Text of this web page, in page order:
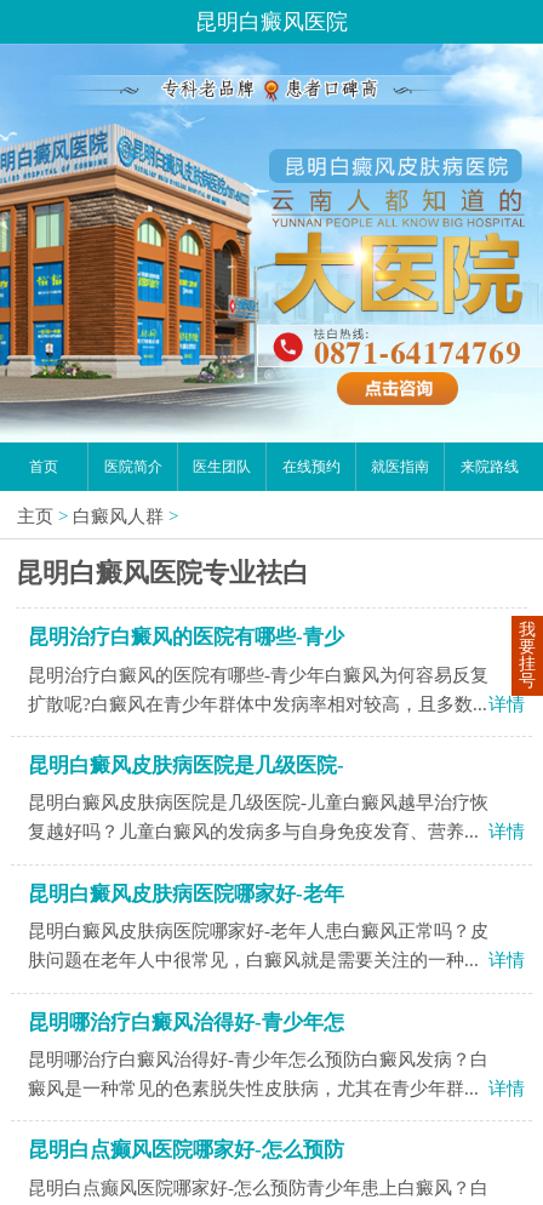
昆明白癜风医院
首页 医院简介 医生团队 在线预约 就医指南 来院路线
主页 > 白癜风人群 >
昆明白癜风医院专业祛白
昆明治疗白癜风的医院有哪些-青少
昆明治疗白癜风的医院有哪些-青少年白癜风为何容易反复
扩散呢?白癜风在青少年群体中发病率相对较高，且多数...详情
昆明白癜风皮肤病医院是几级医院-
昆明白癜风皮肤病医院是几级医院-儿童白癜风越早治疗恢
复越好吗？儿童白癜风的发病多与自身免疫发育、营养... 详情
昆明白癜风皮肤病医院哪家好-老年
昆明白癜风皮肤病医院哪家好-老年人患白癜风正常吗？皮
肤问题在老年人中很常见，白癜风就是需要关注的一种... 详情
昆明哪治疗白癜风治得好-青少年怎
昆明哪治疗白癜风治得好-青少年怎么预防白癜风发病？白
癜风是一种常见的色素脱失性皮肤病，尤其在青少年群... 详情
昆明白点癫风医院哪家好-怎么预防
昆明白点癫风医院哪家好-怎么预防青少年患上白癜风？白
我
要
挂
号